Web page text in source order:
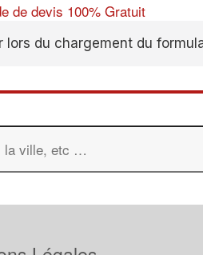
de devis 100% Gratuit
lors du chargement du